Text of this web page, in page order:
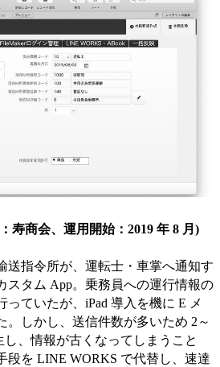
寿商会、運用開始：2019 年 8 月)
送指令所が、運転士・車掌へ通知す
スタム App。乗務員への運行情報の
ていたが、iPad 導入を機に E メ
。しかし、送信件数が多いため 2～
、情報が古くなってしまうこと
段を LINE WORKS で代替し、速達